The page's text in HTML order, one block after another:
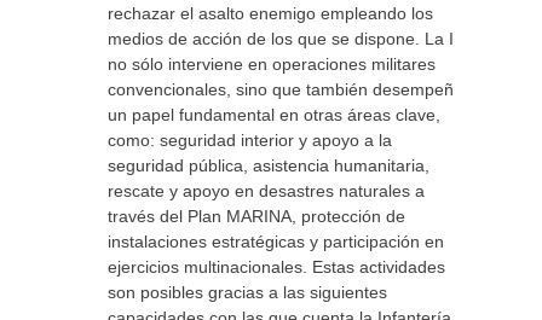
rechazar el asalto enemigo empleando los
medios de acción de los que se dispone. La IM
no sólo interviene en operaciones militares
convencionales, sino que también desempeña
un papel fundamental en otras áreas clave,
como: seguridad interior y apoyo a la
seguridad pública, asistencia humanitaria,
rescate y apoyo en desastres naturales a
través del Plan MARINA, protección de
instalaciones estratégicas y participación en
ejercicios multinacionales. Estas actividades
son posibles gracias a las siguientes